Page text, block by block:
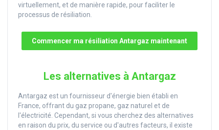
virtuellement, et de manière rapide, pour faciliter le
processus de résiliation.
Commencer ma résiliation Antargaz maintenant
Les alternatives à Antargaz
Antargaz est un fournisseur d'énergie bien établi en
France, offrant du gaz propane, gaz naturel et de
l'électricité. Cependant, si vous cherchez des alternatives
en raison du prix, du service ou d'autres facteurs, il existe